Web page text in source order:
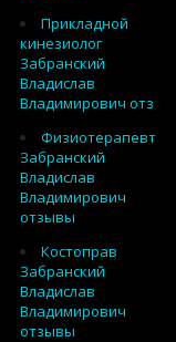
Прикладной
кинезиолог
Забранский
Владислав
Владимирович отз
Физиотерапевт
Забранский
Владислав
Владимирович
отзывы
Костоправ
Забранский
Владислав
Владимирович
отзывы